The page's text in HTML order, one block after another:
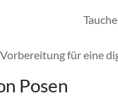
für eine
Posen